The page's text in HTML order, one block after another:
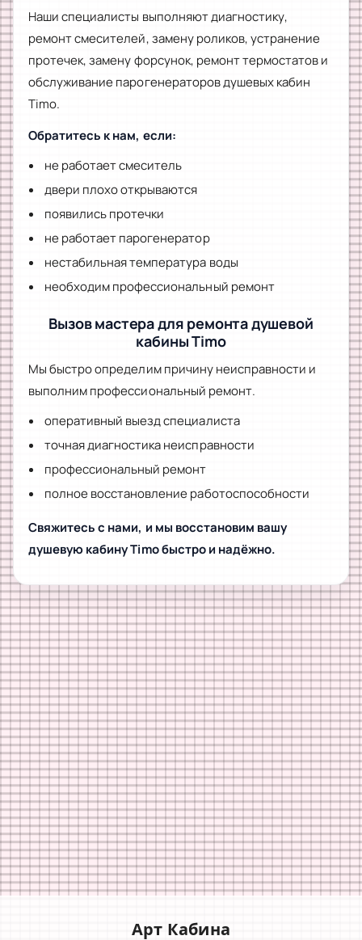
Наши специалисты выполняют диагностику,
ремонт смесителей, замену роликов, устранение
протечек, замену форсунок, ремонт термостатов и
обслуживание парогенераторов душевых кабин
Timo.
Обратитесь к нам, если:
не работает смеситель
двери плохо открываются
появились протечки
не работает парогенератор
нестабильная температура воды
необходим профессиональный ремонт
Вызов мастера для ремонта душевой
кабины Timo
Мы быстро определим причину неисправности и
выполним профессиональный ремонт.
оперативный выезд специалиста
точная диагностика неисправности
профессиональный ремонт
полное восстановление работоспособности
Свяжитесь с нами, и мы восстановим вашу
душевую кабину Timo быстро и надёжно.
Арт Кабина